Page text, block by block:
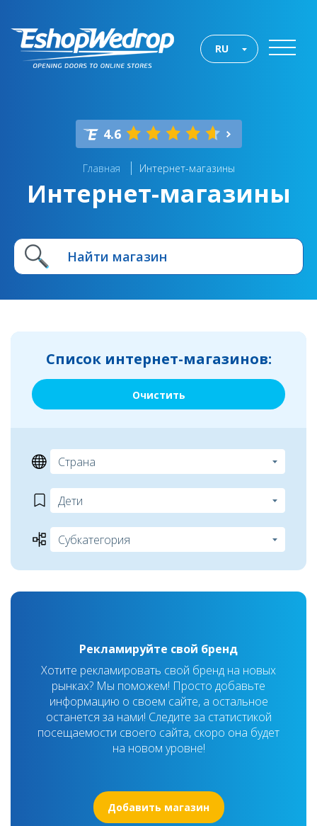
RU
4.6
Главная Интернет-магазины
Интернет-магазины
Список интернет-магазинов:
Очистить
Рекламируйте свой бренд
Хотите рекламировать свой бренд на новых
рынках? Мы поможем! Просто добавьте
информацию о своем сайте, а остальное
останется за нами! Следите за статистикой
посещаемости своего сайта, скоро она будет
на новом уровне!
Добавить магазин